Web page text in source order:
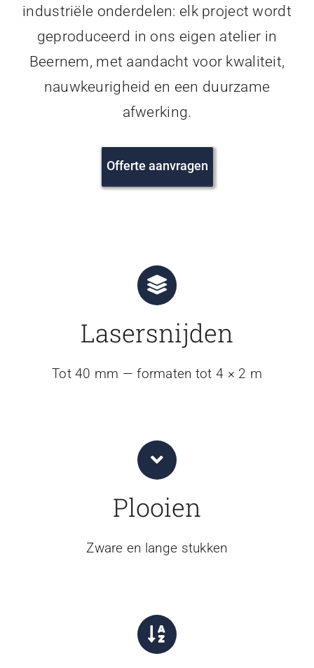
industriële onderdelen: elk project wordt
geproduceerd in ons eigen atelier in
Beernem, met aandacht voor kwaliteit,
nauwkeurigheid en een duurzame
afwerking.
Offerte aanvragen
Lasersnijden
Tot 40 mm — formaten tot 4 × 2 m
Plooien
Zware en lange stukken